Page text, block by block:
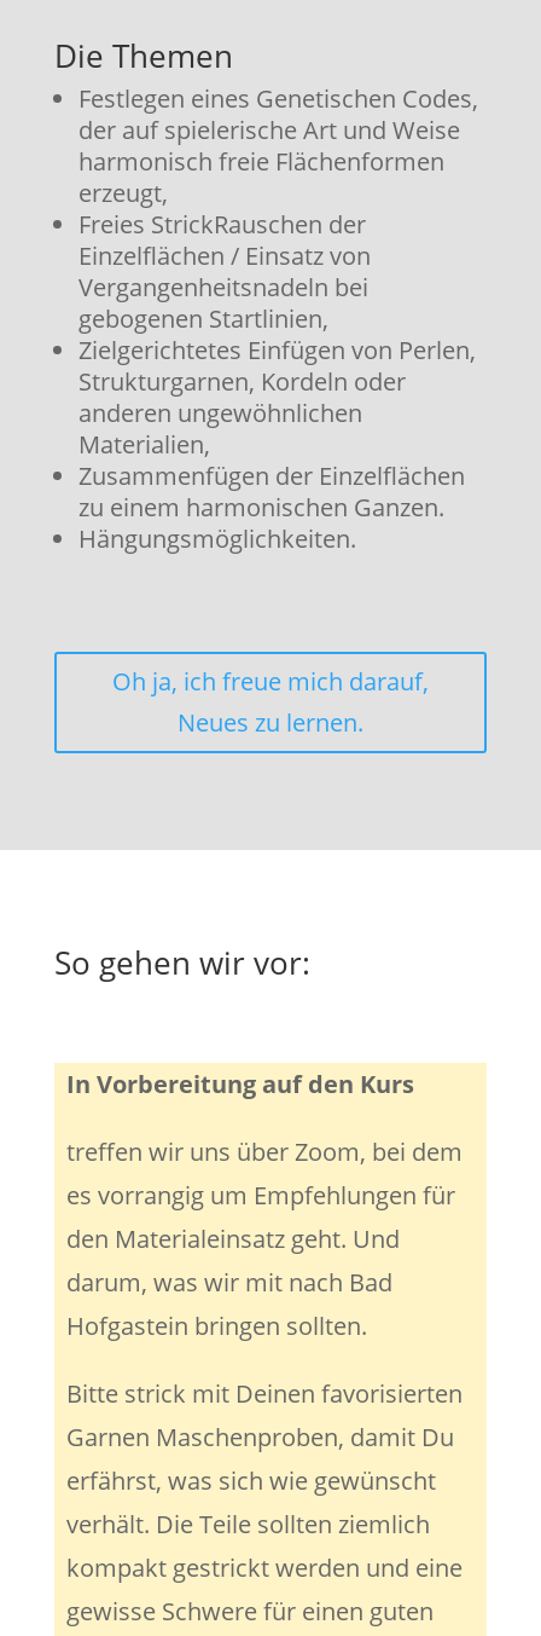
Die Themen
Festlegen eines Genetischen Codes,
der auf spielerische Art und Weise
harmonisch freie Flächenformen
erzeugt,
Freies StrickRauschen der
Einzelflächen / Einsatz von
Vergangenheitsnadeln bei
gebogenen Startlinien,
Zielgerichtetes Einfügen von Perlen,
Strukturgarnen, Kordeln oder
anderen ungewöhnlichen
Materialien,
Zusammenfügen der Einzelflächen
zu einem harmonischen Ganzen.
Hängungsmöglichkeiten.
Oh ja, ich freue mich darauf,
Neues zu lernen.
So gehen wir vor:
In Vorbereitung auf den Kurs
treffen wir uns über Zoom, bei dem
es vorrangig um Empfehlungen für
den Materialeinsatz geht. Und
darum, was wir mit nach Bad
Hofgastein bringen sollten.
Bitte strick mit Deinen favorisierten
Garnen Maschenproben, damit Du
erfährst, was sich wie gewünscht
verhält. Die Teile sollten ziemlich
kompakt gestrickt werden und eine
gewisse Schwere für einen guten